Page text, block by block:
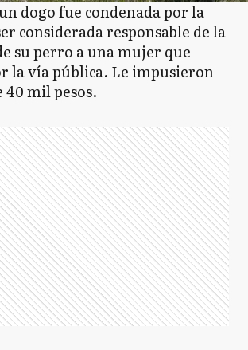
dogo fue condenada por la
considerada responsable de la
su perro a una mujer que
la vía pública. Le impusieron
mil pesos.